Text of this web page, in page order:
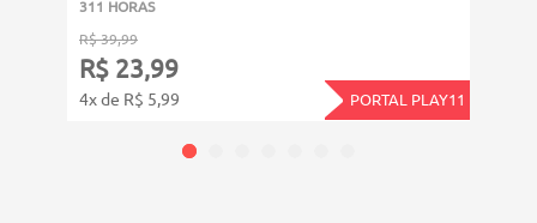
311 HORAS
R$ 39,99
R$ 23,99
4x de R$ 5,99 PORTAL PLAY11